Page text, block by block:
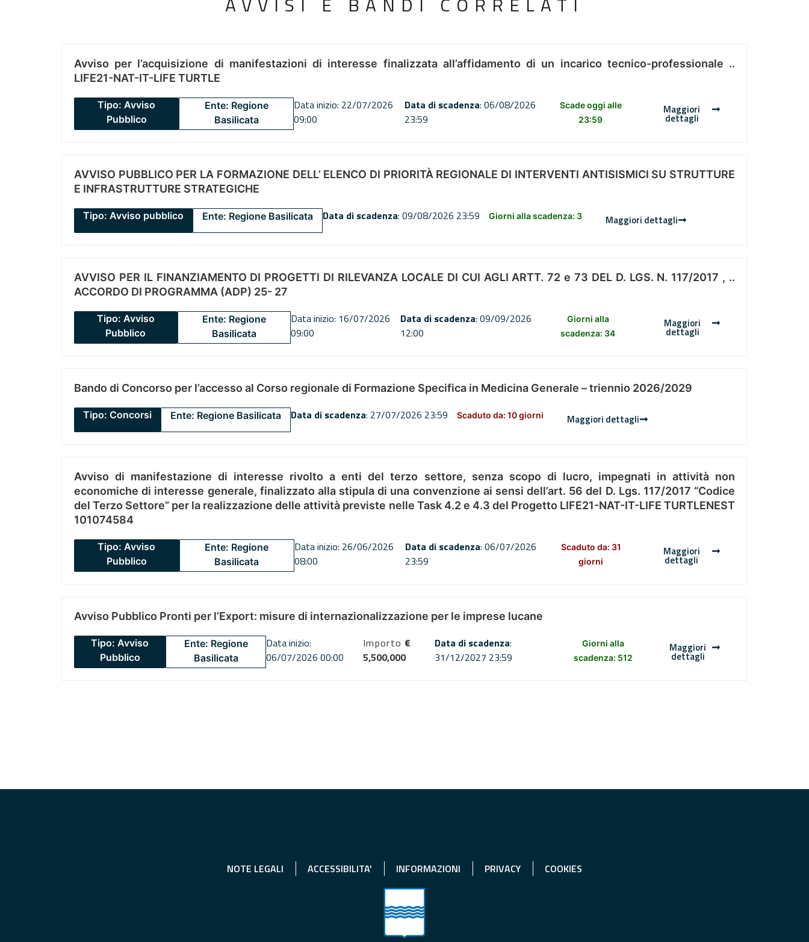
Avviso per l’acquisizione di manifestazioni di interesse finalizzata all’affidamento di un incarico tecnico-professionale ..
LIFE21-NAT-IT-LIFE TURTLE
Tipo: Avviso
Pubblico
Ente: Regione
Basilicata
Data inizio: 22/07/2026
09:00
Data di scadenza: 06/08/2026
23:59
Scade oggi alle
23:59
Maggiori
dettagli
AVVISO PUBBLICO PER LA FORMAZIONE DELL’ ELENCO DI PRIORITÀ REGIONALE DI INTERVENTI ANTISISMICI SU STRUTTURE
E INFRASTRUTTURE STRATEGICHE
Tipo: Avviso pubblico Ente: Regione Basilicata Data di scadenza: 09/08/2026 23:59 Giorni alla scadenza: 3 Maggiori dettagli
AVVISO PER IL FINANZIAMENTO DI PROGETTI DI RILEVANZA LOCALE DI CUI AGLI ARTT. 72 e 73 DEL D. LGS. N. 117/2017 , ..
ACCORDO DI PROGRAMMA (ADP) 25- 27
Tipo: Avviso
Pubblico
Ente: Regione
Basilicata
Data inizio: 16/07/2026
09:00
Data di scadenza: 09/09/2026
12:00
Giorni alla
scadenza: 34
Maggiori
dettagli
Bando di Concorso per l’accesso al Corso regionale di Formazione Specifica in Medicina Generale – triennio 2026/2029
Tipo: Concorsi Ente: Regione Basilicata Data di scadenza: 27/07/2026 23:59 Scaduto da: 10 giorni Maggiori dettagli
Avviso di manifestazione di interesse rivolto a enti del terzo settore, senza scopo di lucro, impegnati in attività non
economiche di interesse generale, finalizzato alla stipula di una convenzione ai sensi dell’art. 56 del D. Lgs. 117/2017 “Codice
del Terzo Settore” per la realizzazione delle attività previste nelle Task 4.2 e 4.3 del Progetto LIFE21-NAT-IT-LIFE TURTLENEST
101074584
Tipo: Avviso
Pubblico
Ente: Regione
Basilicata
Data inizio: 26/06/2026
08:00
Data di scadenza: 06/07/2026
23:59
Scaduto da: 31
giorni
Maggiori
dettagli
Avviso Pubblico Pronti per l’Export: misure di internazionalizzazione per le imprese lucane
Tipo: Avviso
Pubblico
Ente: Regione
Basilicata
Data inizio:
06/07/2026 00:00
Importo €
5,500,000
Data di scadenza:
31/12/2027 23:59
Giorni alla
scadenza: 512
Maggiori
dettagli
NOTE LEGALI ACCESSIBILITA' INFORMAZIONI PRIVACY COOKIES